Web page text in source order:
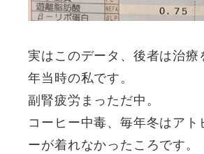
実はこのデータ、後者は治
年当時の私です。
副腎疲労まっただ中。
コーヒー中毒、毎年冬はアト
ーが着れなかったころです。